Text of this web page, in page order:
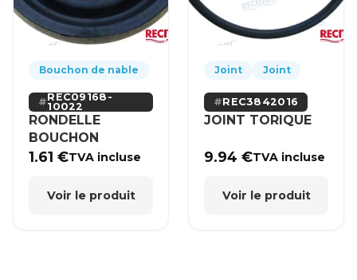
Bouchon de nable
REC09168-
10022
RONDELLE
BOUCHON
1.61€TVA incluse
Voir le produit
Joint Joint
REC3842016
JOINT TORIQUE
9.94€TVA incluse
Voir le produit